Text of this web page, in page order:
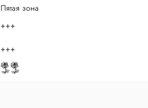
Пятая зона
+++
+++